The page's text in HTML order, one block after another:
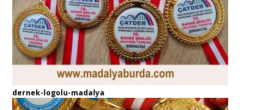
dernek-logolu-madalya